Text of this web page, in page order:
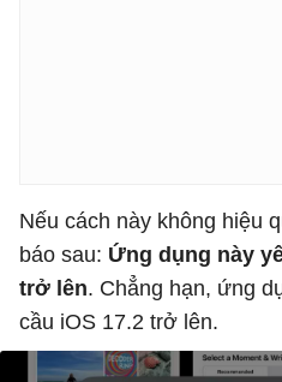
Nếu cách này không hiệu
báo sau: Ứng dụng này
trở lên. Chẳng hạn, ứng
cầu iOS 17.2 trở lên.